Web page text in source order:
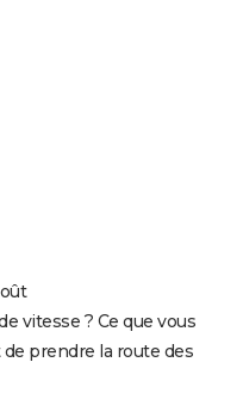
vitesse ? Ce que vous
prendre la route des